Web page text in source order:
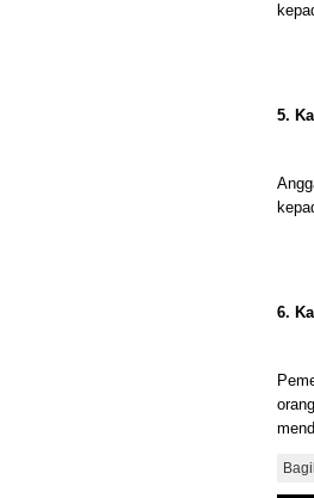
5.
6.